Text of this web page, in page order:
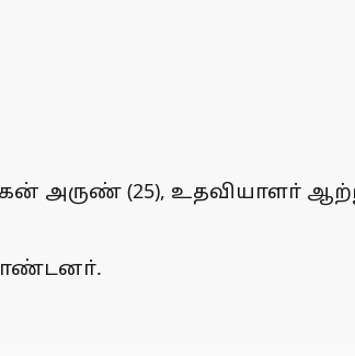
மகன் அருண் (25), உதவியாளா்